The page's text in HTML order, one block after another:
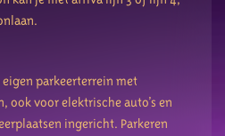
parkeerterrein met
ook voor elektrische auto’s en
ingericht. Parkeren